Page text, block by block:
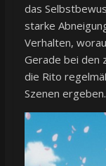
das
starke
Verhalten,
Gerade bei den
die Rito
Szenen ergeben.